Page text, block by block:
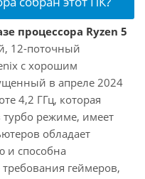
процессора Ryzen 5
12-поточный
с хорошим
в апреле 2024
4,2 ГГц, которая
режиме, имеет
обладает
и способна
геймеров,